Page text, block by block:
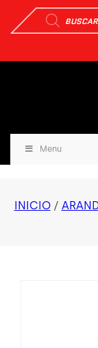
Búsqueda
de
productos
Menu
INICIO/